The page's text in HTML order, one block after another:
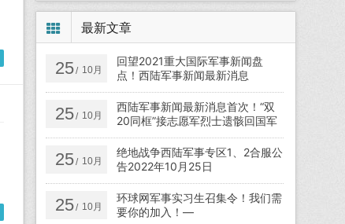
最新文章
25/ 10月
回望2021重大国际军事新闻盘
点！西陆军事新闻最新消息
25/ 10月
西陆军事新闻最新消息首次！“双
20同框”接志愿军烈士遗骸回国军
事专家点出背后涵义
25/ 10月
绝地战争西陆军事专区1、2合服公
告2022年10月25日
25/ 10月
环球网军事实习生召集令！我们需
要你的加入！—